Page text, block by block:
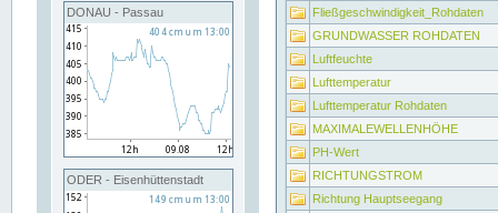
DONAU - Passau
ODER - Eisenhüttenstadt
Fließgeschwindigkeit_Rohdaten
GRUNDWASSER ROHDATEN
Luftfeuchte
Lufttemperatur
Lufttemperatur Rohdaten
MAXIMALEWELLENHÖHE
PH-Wert
RICHTUNGSTROM
Richtung Hauptseegang